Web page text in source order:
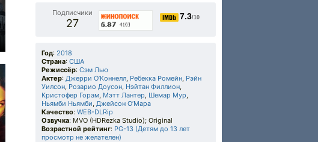
Подписчики
27
7.3/10
Год: 2018
Страна: США
Режиссёр: Сэм Лью
Актер: Джерри О’Коннелл, Ребекка Ромейн, Рэйн
Уилсон, Розарио Доусон, Нэйтан Филлион,
Кристофер Горам, Мэтт Лантер, Шемар Мур,
Ньямби Ньямби, Джейсон О’Мара
Качество: WEB-DLRip
Озвучка: MVO (HDRezka Studio); Original
Возрастной рейтинг: PG-13 (Детям до 13 лет
просмотр не желателен)